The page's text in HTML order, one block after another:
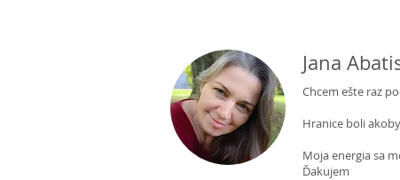
Jana
Chcem ešte raz
Hranice boli
Moja energia sa
Ďakujem